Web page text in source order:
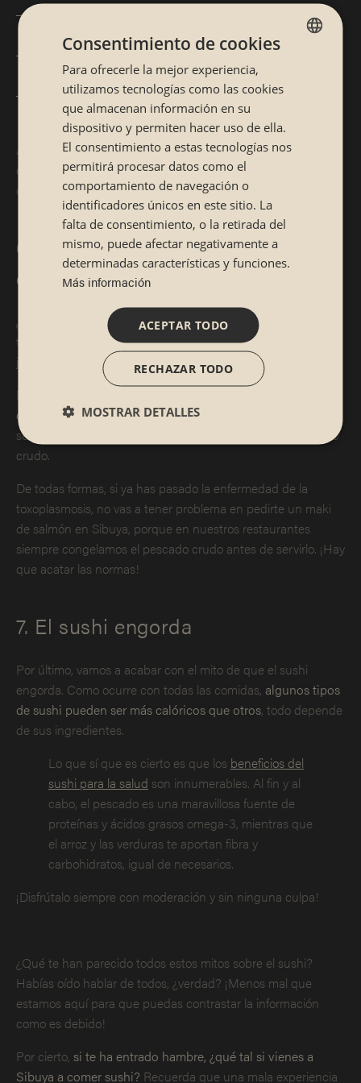
Salsa kimuchi
Salsa de maracuyá
Además, muchas piezas ya destacan por su propia mezcla
de sabores y no necesitan ningún aderezo adicional. ¡La
clave es que lo disfrutes a tu manera!
6. Las embarazadas no pueden
comer sushi
¿Qué pasa entonces con elsushi en el embarazo
todo el mundo asegura que está tan prohibido como el
jamón…
comiendo sushiaunque con cierto cuidado
será mejor que elijas variedades que no contengan pescado
crudo.
De todas formas, si ya has pasado la enfermedad de la
toxoplasmosis, no vas a tener problema en pedirte un maki
de salmón en Sibuya, porque en nuestros restaurantes
siempre congelamos el pescado crudo antes de servirlo. ¡Hay
que acatar las normas!
7. El sushi engorda
Por último, vamos a acabar con el mito de que el sushi
engorda. Como ocurre con todas las comidas, algunos tipos
de sushi pueden ser más calóricos que otros, todo depende
de sus ingredientes.
Lo que sí que es cierto es que los beneficios del
sushi para la salud son innumerables. Al fin y al
cabo, el pescado es una maravillosa fuente de
proteínas y ácidos grasos omega-3, mientras que
el arroz y las verduras te aportan fibra y
carbohidratos, igual de necesarios.
¡Disfrútalo siempre con moderación y sin ninguna culpa!
¿Qué te han parecido todos estos mitos sobre el sushi?
Habías oído hablar de todos, ¿verdad? ¡Menos mal que
estamos aquí para que puedas contrastar la información
como es debido!
Por cierto, si te ha entrado hambre, ¿qué tal si vienes a
Sibuya a comer sushi? Recuerda que una mala experiencia
CATALÁN
Consentimiento de cookies
Para ofrecerle la mejor experiencia,
utilizamos tecnologías como las cookies
que almacenan información en su
dispositivo y permiten hacer uso de ella.
El consentimiento a estas tecnologías nos
permitirá procesar datos como el
comportamiento de navegación o
identificadores únicos en este sitio. La
falta de consentimiento, o la retirada del
mismo, puede afectar negativamente a
determinadas características y funciones.
Más información
ACEPTAR TODO
RECHAZAR TODO
MOSTRAR DETALLES